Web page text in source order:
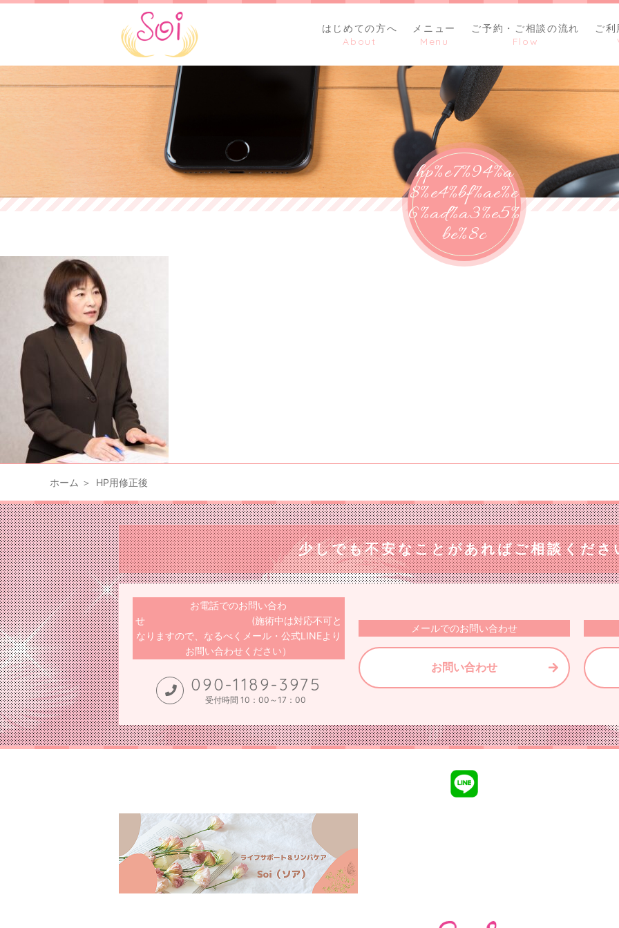
はじめての方へ メニュー ご予約・ご相談の流れ ご
hp%e7%94%a
8%e4%bf%ae%e
6%ad%a3%e5%
be%8c
ホーム HP用修正後
少しでも不安なことがあればご相談くださ
お電話でのお問い合わ
せ (施術中は対応不可と
なりますので、なるべくメール・公式LINEより
お問い合わせください）
090-1189-3975
受付時間 10：00～17：00
メールでのお問い合わせ
お問い合わせ